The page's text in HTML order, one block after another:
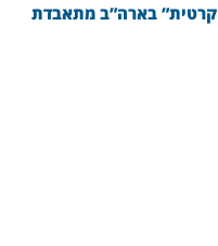
בארה”ב מתאבדת